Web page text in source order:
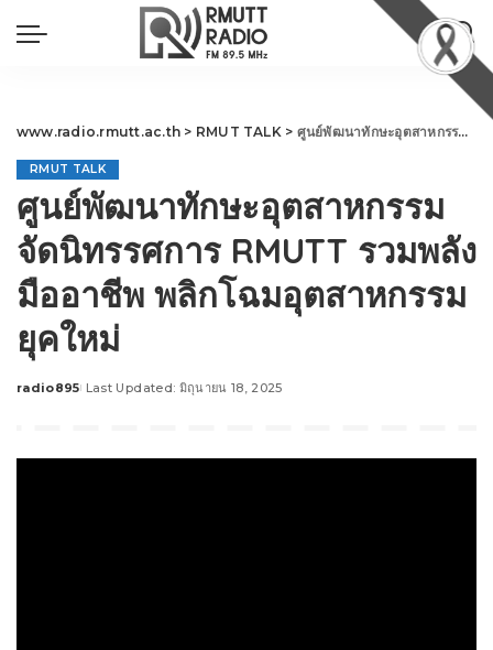
www.radio.rmutt.ac.th > RMUT TALK> ศูนย์พัฒนาทักษะอุตสาหกรรม จัดนิทรรศการ RMUTT รวมพลังมืออาชีพ พลิกโฉมอุตสาหกรรมยุคใหม่
RMUT TALK
ศูนย์พัฒนาทักษะอุตสาหกรรม
จัดนิทรรศการ RMUTT รวมพลัง
มืออาชีพ พลิกโฉมอุตสาหกรรม
ยุคใหม่
Posted
radio895 Last Updated: มิถุนายน 18, 2025